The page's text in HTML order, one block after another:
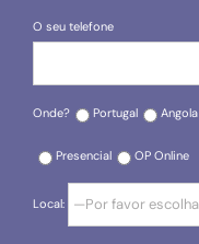
O seu telefone
Onde? Portugal Angola
Presencial OP Online
Local: